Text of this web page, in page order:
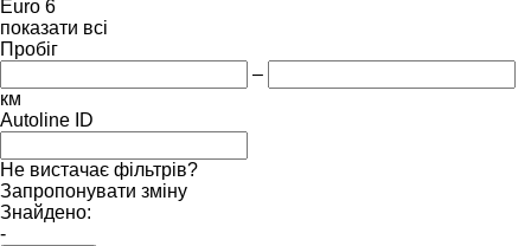
Euro 6
показати всі
Пробіг
–
км
Autoline ID
Не вистачає фільтрів?
Запропонувати зміну
Знайдено:
-